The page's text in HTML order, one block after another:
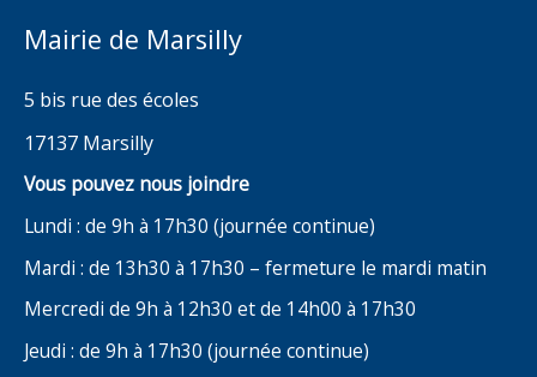
Mairie de Marsilly
5 bis rue des écoles
17137 Marsilly
Vous pouvez nous joindre
Lundi : de 9h à 17h30 (journée continue)
Mardi : de 13h30 à 17h30 – fermeture le mardi matin
Mercredi de 9h à 12h30 et de 14h00 à 17h30
Jeudi : de 9h à 17h30 (journée continue)